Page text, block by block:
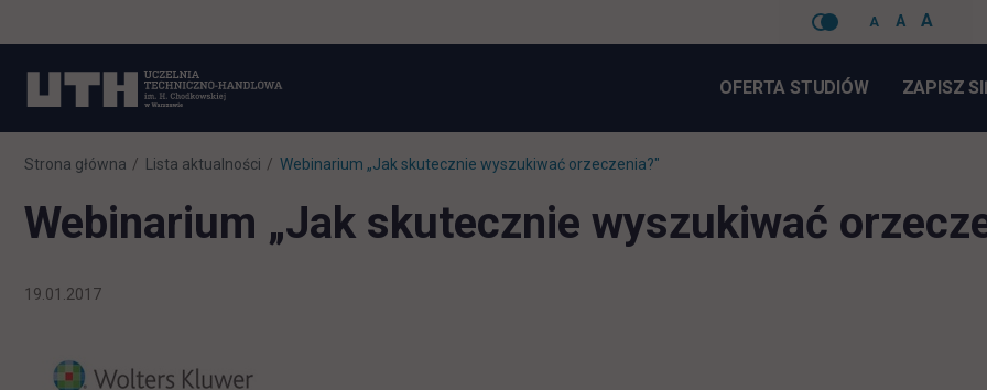
A A
A
nawigacje
OFERTA STUDIÓW ZAPISZ
Strona główna Lista aktualności Webinarium „Jak skutecznie wyszukiwać orzeczenia?"
Webinarium „Jak skutecznie wyszukiwać
19.01.2017